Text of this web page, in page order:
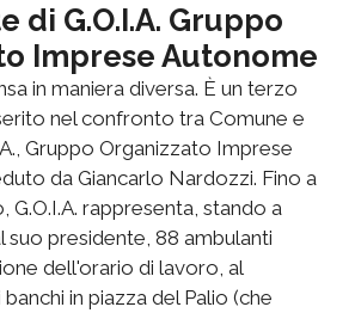
di G.O.I.A. Gruppo
Imprese Autonome
in maniera diversa. È un terzo
nel confronto tra Comune e
Gruppo Organizzato Imprese
da Giancarlo Nardozzi. Fino a
rappresenta, stando a
suo presidente, 88 ambulanti
dell'orario di lavoro, al
in piazza del Palio (che